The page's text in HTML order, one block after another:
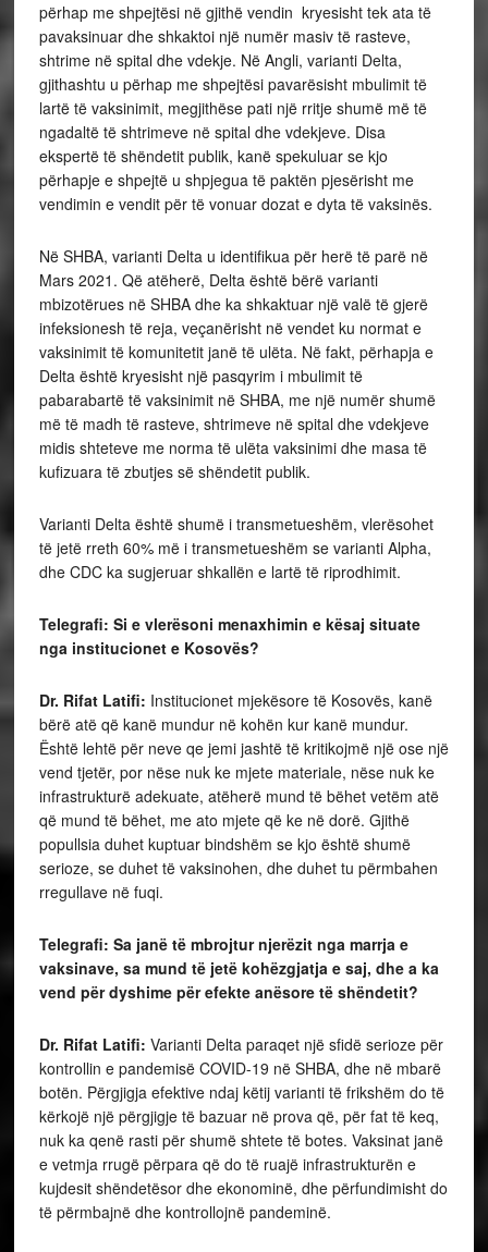
përhap me shpejtësi në gjithë vendin kryesisht tek ata të
pavaksinuar dhe shkaktoi një numër masiv të rasteve,
shtrime në spital dhe vdekje. Në Angli, varianti Delta,
gjithashtu u përhap me shpejtësi pavarësisht mbulimit të
lartë të vaksinimit, megjithëse pati një rritje shumë më të
ngadaltë të shtrimeve në spital dhe vdekjeve. Disa
ekspertë të shëndetit publik, kanë spekuluar se kjo
përhapje e shpejtë u shpjegua të paktën pjesërisht me
vendimin e vendit për të vonuar dozat e dyta të vaksinës.
Në SHBA, varianti Delta u identifikua për herë të parë në
Mars 2021. Që atëherë, Delta është bërë varianti
mbizotërues në SHBA dhe ka shkaktuar një valë të gjerë
infeksionesh të reja, veçanërisht në vendet ku normat e
vaksinimit të komunitetit janë të ulëta. Në fakt, përhapja e
Delta është kryesisht një pasqyrim i mbulimit të
pabarabartë të vaksinimit në SHBA, me një numër shumë
më të madh të rasteve, shtrimeve në spital dhe vdekjeve
midis shteteve me norma të ulëta vaksinimi dhe masa të
kufizuara të zbutjes së shëndetit publik.
Varianti Delta është shumë i transmetueshëm, vlerësohet
të jetë rreth 60% më i transmetueshëm se varianti Alpha,
dhe CDC ka sugjeruar shkallën e lartë të riprodhimit.
Telegrafi: Si e vlerësoni menaxhimin e kësaj situate
nga institucionet e Kosovës?
Dr. Rifat Latifi: Institucionet mjekësore të Kosovës, kanë
bërë atë që kanë mundur në kohën kur kanë mundur.
Është lehtë për neve qe jemi jashtë të kritikojmë një ose një
vend tjetër, por nëse nuk ke mjete materiale, nëse nuk ke
infrastrukturë adekuate, atëherë mund të bëhet vetëm atë
që mund të bëhet, me ato mjete që ke në dorë. Gjithë
popullsia duhet kuptuar bindshëm se kjo është shumë
serioze, se duhet të vaksinohen, dhe duhet tu përmbahen
rregullave në fuqi.
Telegrafi: Sa janë të mbrojtur njerëzit nga marrja e
vaksinave, sa mund të jetë kohëzgjatja e saj, dhe a ka
vend për dyshime për efekte anësore të shëndetit?
Dr. Rifat Latifi: Varianti Delta paraqet një sfidë serioze për
kontrollin e pandemisë COVID-19 në SHBA, dhe në mbarë
botën. Përgjigja efektive ndaj këtij varianti të frikshëm do të
kërkojë një përgjigje të bazuar në prova që, për fat të keq,
nuk ka qenë rasti për shumë shtete të botes. Vaksinat janë
e vetmja rrugë përpara që do të ruajë infrastrukturën e
kujdesit shëndetësor dhe ekonominë, dhe përfundimisht do
të përmbajnë dhe kontrollojnë pandeminë.